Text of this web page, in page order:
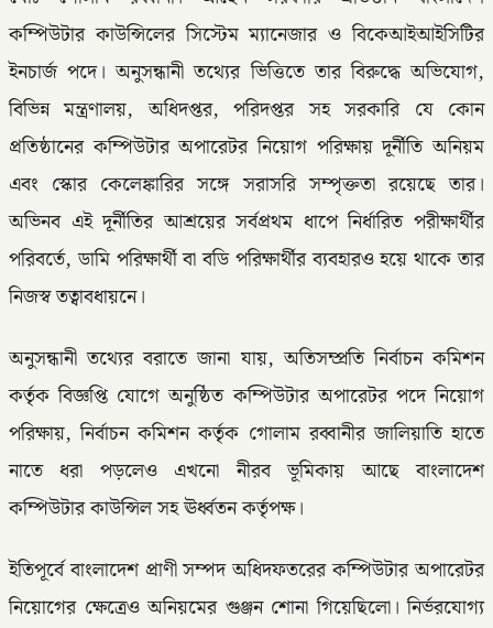
কম্পিউটার কাউন্সিলের সিস্টেম ম্যানেজার ও বিকেআইআইসিটির
ইনচার্জ পদে। অনুসন্ধানী তথ্যের ভিত্তিতে তার বিরুদ্ধে অভিযোগ,
বিভিন্ন মন্ত্রণালয়, অধিদপ্তর, পরিদপ্তর সহ সরকারি যে কোন
প্রতিষ্ঠানের কম্পিউটার অপারেটর নিয়োগ পরিক্ষায় দূর্নীতি অনিয়ম
এবং স্কোর কেলেঙ্কারির সঙ্গে সরাসরি সম্পৃক্ততা রয়েছে তার।
অভিনব এই দূর্নীতির আশ্রয়ের সর্বপ্রথম ধাপে নির্ধারিত পরীক্ষার্থীর
পরিবর্তে, ডামি পরিক্ষার্থী বা বডি পরিক্ষার্থীর ব্যবহারও হয়ে থাকে তার
নিজস্ব তত্বাবধায়নে।
অনুসন্ধানী তথ্যের বরাতে জানা যায়, অতিসম্প্রতি নির্বাচন কমিশন
কর্তৃক বিজ্ঞপ্তি যোগে অনুষ্ঠিত কম্পিউটার অপারেটর পদে নিয়োগ
পরিক্ষায়, নির্বাচন কমিশন কর্তৃক গোলাম রব্বানীর জালিয়াতি হাতে
নাতে ধরা পড়লেও এখনো নীরব ভূমিকায় আছে বাংলাদেশ
কম্পিউটার কাউন্সিল সহ ঊর্ধ্বতন কর্তৃপক্ষ।
ইতিপূর্বে বাংলাদেশ প্রাণী সম্পদ অধিদফতরের কম্পিউটার অপারেটর
নিয়োগের ক্ষেত্রেও অনিয়মের গুঞ্জন শোনা গিয়েছিলো। নির্ভরযোগ্য